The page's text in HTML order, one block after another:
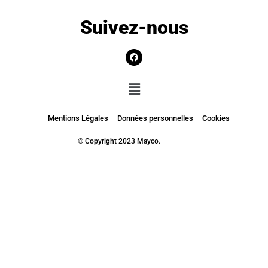
Suivez-nous
Mentions Légales Données personnelles Cookies
© Copyright 2023 Mayco.